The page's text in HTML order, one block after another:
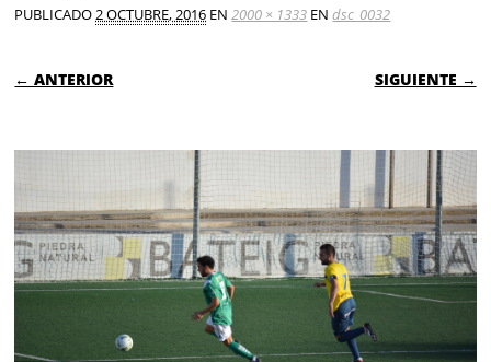
PUBLICADO2 OCTUBRE, 2016 EN2000 × 1333 ENdsc_0032
← ANTERIOR SIGUIENTE →